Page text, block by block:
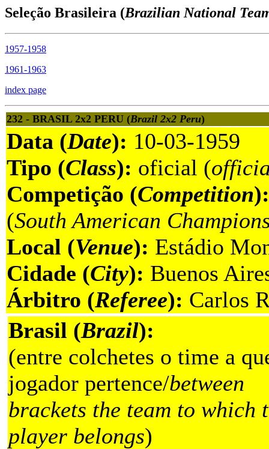
Seleção Brasileira (Brazilian National
1957-1958
1961-1963
index page
232 - BRASIL 2x2 PERU (Brazil 2x2 Peru)
Data (Date): 10-03-1959
Tipo (Class): oficial (
Competição (Competition):
(South American
Local (Venue): Estádio
Cidade (City): Buenos
Árbitro (Referee): Carlos
Brasil (Brazil):
(entre colchetes o time a
jogador pertence/between
brackets the team to which
player belongs)